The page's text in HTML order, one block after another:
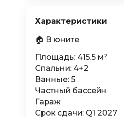
Характеристики
🏠 В юните
Площадь: 415.5 м²
Спальни: 4+2
Ванные: 5
Частный бассейн
Гараж
Срок сдачи: Q1 2027